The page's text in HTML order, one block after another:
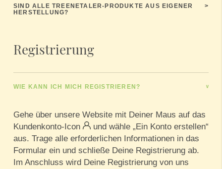
SIND ALLE TREENETALER-PRODUKTE AUS EIGENER
HERSTELLUNG?
>
Registrierung
WIE KANN ICH MICH REGISTRIEREN? >
Gehe über unsere Website mit Deiner Maus auf das
Kundenkonto-Icon
und wähle „Ein Konto erstellen“
aus. Trage alle erforderlichen Informationen in das
Formular ein und schließe Deine Registrierung ab.
Im Anschluss wird Deine Registrierung von uns